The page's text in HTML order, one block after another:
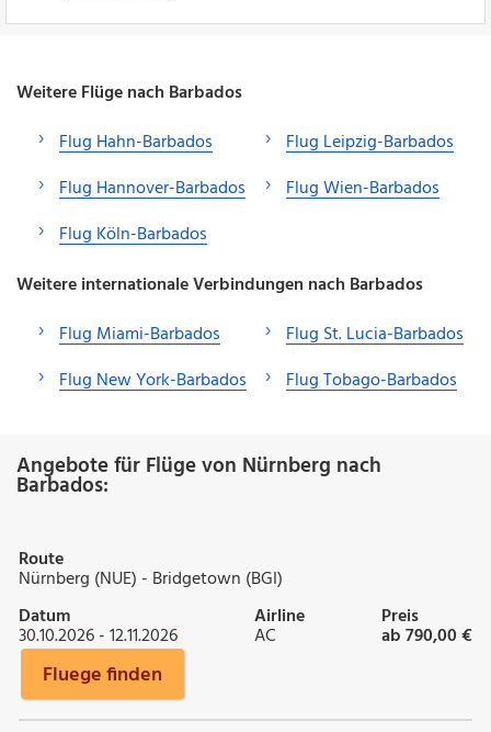
Weitere Flüge nach Barbados
Flug Hahn-Barbados
Flug Hannover-Barbados
Flug Köln-Barbados
Flug Leipzig-Barbados
Flug Wien-Barbados
Weitere internationale Verbindungen nach Barbados
Flug Miami-Barbados
Flug New York-Barbados
Flug St. Lucia-Barbados
Flug Tobago-Barbados
Angebote für Flüge von Nürnberg nach
Barbados:
Route
Nürnberg (NUE) - Bridgetown (BGI)
Datum
30.10.2026 - 12.11.2026
Airline
AC
Preis
ab 790,00 €
Fluege finden